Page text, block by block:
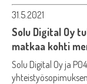
31.5.2021
Solu Digital Oy
matkaa kohti
Solu Digital Oy ja